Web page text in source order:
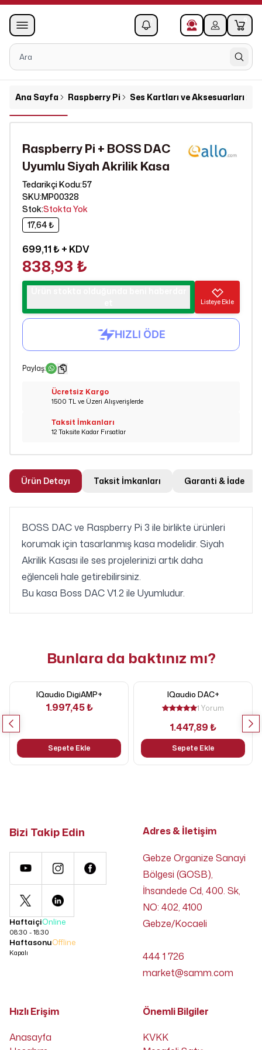
0
Ana Sayfa Raspberry Pi Ses Kartları ve Aksesuarları
Raspberry Pi + BOSS DAC
Uyumlu Siyah Akrilik Kasa
Tedarikçi Kodu:57
SKU:MP00328
Stok:Stokta Yok
17,64 ₺
699,11 ₺+ KDV
838,93 ₺
Listeye Ekle
Paylaş:
Ücretsiz Kargo
1500 TL ve Üzeri Alışverişlerde
Taksit İmkanları
12 Taksite Kadar Fırsatlar
Ürün Detayı Taksit İmkanları Garanti & İade
BOSS DAC ve Raspberry Pi 3 ile birlikte ürünleri
korumak için tasarlanmış kasa modelidir. Siyah
Akrilik Kasası ile ses projelerinizi artık daha
eğlenceli hale getirebilirsiniz.
Bu kasa Boss DAC V1.2 ile Uyumludur.
Bunlara da baktınız mı?
IQaudio DigiAMP+
1.997,45 ₺
Sepete Ekle
IQaudio DAC+
1 Yorum
1.447,89 ₺
Sepete Ekle
Bizi Takip Edin
HaftaiçiOnline
08:30 - 18:30
HaftasonuOffline
Kapalı
Adres & İletişim
Gebze Organize Sanayi
Bölgesi (GOSB),
İhsandede Cd, 400. Sk,
NO: 402, 4100
Gebze/Kocaeli
444 1 726
market@samm.com
Hızlı Erişim
Anasayfa
Önemli Bilgiler
KVKK